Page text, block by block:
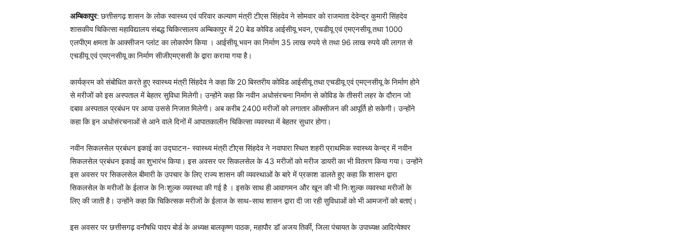
अम्बिकापुर: छत्तीसगढ़ शासन के लोक स्वास्थ्य एवं परिवार कल्याण मंत्री टीएस सिंहदेव ने सोमवार को राजमाता देवेन्द्र कुमारी सिंहदेव
शासकीय चिकित्सा महाविद्यालय संबद्ध चिकित्सालय अम्बिकापुर में 20 बेड कोविड आईसीयू भवन, एचडीयू एवं एमएनसीयू तथा 1000
एलपीएम क्षमता के आक्सीजन प्लांट का लोकार्पण किया । आईसीयू भवन का निर्माण 35 लाख रुपये से तथा 96 लाख रुपये की लागत से
एचडीयू एवं एमएनसीयू का निर्माण सीजीएमएससी के द्वारा कराया गया है।
कार्यक्रम को संबोधित करते हुए स्वास्थ्य मंत्री सिंहदेव ने कहा कि 20 बिस्तरीय कोविड आईसीयू तथा एचडीयू एवं एमएनसीयू के निर्माण होने
से मरीजों को इस अस्पताल में बेहतर सुविधा मिलेगी। उन्होंने कहा कि नवीन अधोसंरचना निर्माण से कोविड के तीसरी लहर के दौरान जो
दबाव अस्पताल प्रबंधन पर आया उससे निजात मिलेगी। अब करीब 2400 मरीजों को लगातार ऑक्सीजन की आपूर्ति हो सकेगी। उन्होंने
कहा कि इन अधोसंरचनाओं से आने वाले दिनों में आपातकालीन चिकित्सा व्यवस्था में बेहतर सुधार होगा।
नवीन सिकलसेल प्रबंधन इकाई का उद्घाटन- स्वास्थ्य मंत्री टीएस सिंहदेव ने नवापारा स्थित शहरी प्राथमिक स्वास्थ्य केन्द्र में नवीन
सिकलसेल प्रबंधन इकाई का शुभारंभ किया। इस अवसर पर सिकलसेल के 43 मरीजों को मरीज डायरी का भी वितरण किया गया। उन्होंने
इस अवसर पर सिकलसेल बीमारी के उपचार के लिए राज्य शासन की व्यवस्थाओं के बारे में प्रकाश डालते हुए कहा कि शासन द्वारा
सिकलसेल के मरीजों के ईलाज के निःशुल्क व्यवस्था की गई है । इसके साथ ही आवागमन और खून की भी निःशुल्क व्यवस्था मरीजों के
लिए की जाती है। उन्होंने कहा कि चिकित्सक मरीजों के ईलाज के साथ-साथ शासन द्वारा दी जा रही सुविधाओं को भी आमजनों को बताएं।
इस अवसर पर छत्तीसगढ़ वनौषधि पादप बोर्ड के अध्यक्ष बालकृष्ण पाठक, महापौर डॉ अजय तिर्की, जिला पंचायत के उपाध्यक्ष आदित्येश्वर